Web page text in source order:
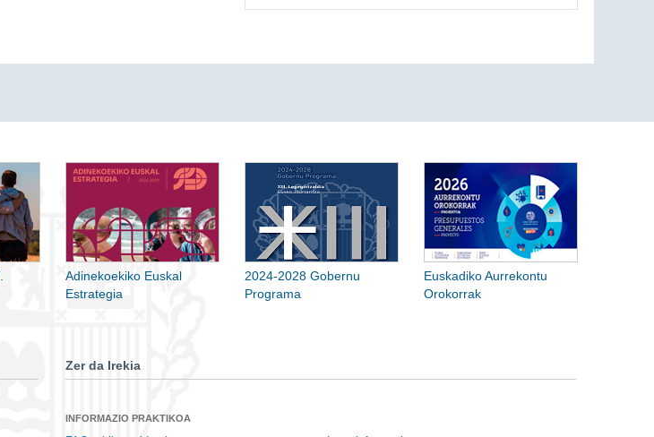
Adinekoekiko Euskal
Estrategia
2024-2028 Gobernu
Programa
Euskadiko Aurrekontu
Orokorrak
Zer da Irekia
INFORMAZIO PRAKTIKOA